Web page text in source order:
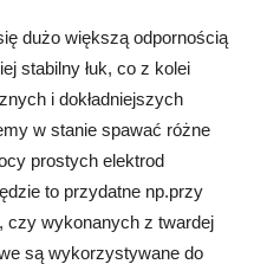
dużo większą odpornością
stabilny łuk, co z kolei
i dokładniejszych
w stanie spawać różne
prostych elektrod
to przydatne np.przy
czy wykonanych z twardej
są wykorzystywane do